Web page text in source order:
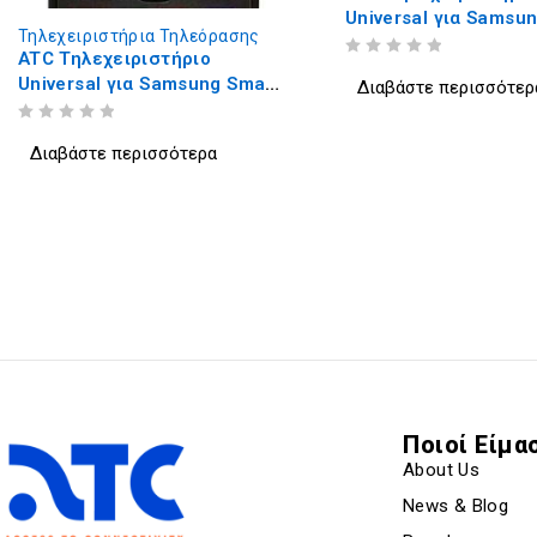
IR-1312
Διαβάστε περισσότερα
Universal All Brand
CRC1195V
Διαβάστε
Ποιοί
About Us
News & Blog